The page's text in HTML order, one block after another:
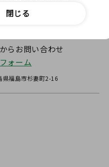
らお問い合わせ
ォーム
福島市杉妻町2-16
閉じる